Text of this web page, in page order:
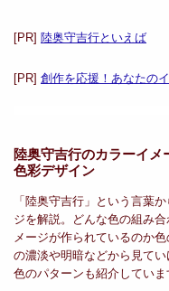
[PR] 陸奥守吉行といえば
[PR] 創作を応援！あなたの
陸奥守吉行のカラーイメ
色彩デザイン
「陸奥守吉行」という言葉
ジを解説。どんな色の組み
メージが作られているのか
の濃淡や明暗などから見て
色のパターンも紹介していま